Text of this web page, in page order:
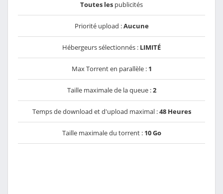
Toutes les publicités
Priorité upload :Aucune
Hébergeurs sélectionnés : LIMITÉ
Max Torrent en parallèle : 1
Taille maximale de la queue :2
Temps de download et d'upload maximal :48 Heures
Taille maximale du torrent : 10 Go